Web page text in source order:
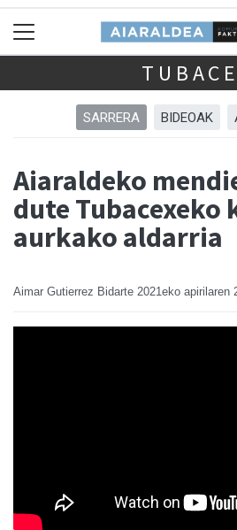
SARRERA BIDEOAK
Aiaraldeko
dute Tubacexeko
aurkako aldarria
Aimar Gutierrez Bidarte 2021eko apirilaren